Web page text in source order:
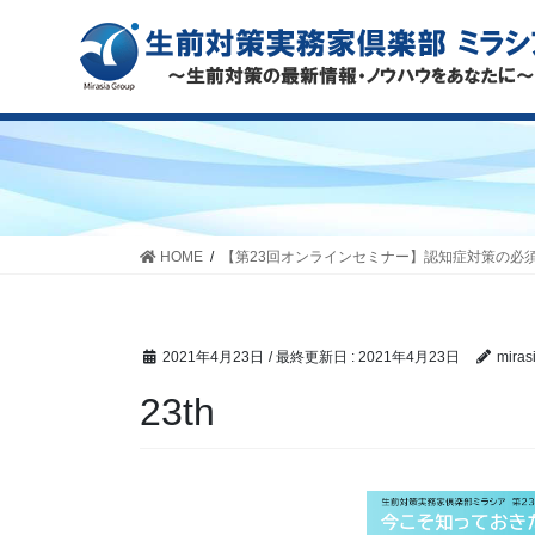
HOME 【第23回オンラインセミナー】認知症対策の
2021年4月23日 / 最終更新日 : 2021年4月23日
23th